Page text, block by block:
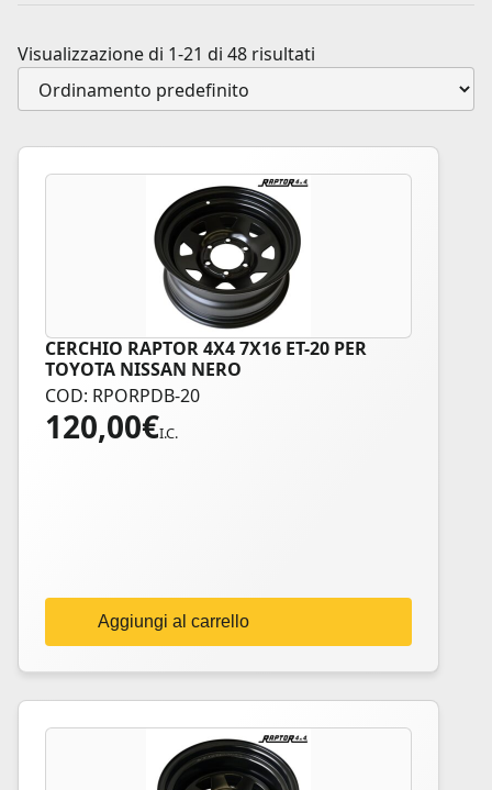
Visualizzazione di 1-21 di 48 risultati
CERCHIO RAPTOR 4X4 7X16 ET-20 PER
TOYOTA NISSAN NERO
COD: RPORPDB-20
120,00€I.C.
Aggiungi al carrello